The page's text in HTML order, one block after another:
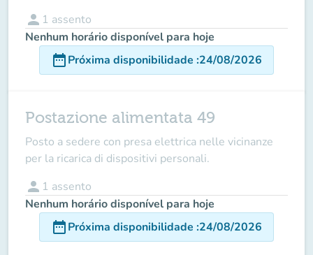
person 1 assento
Nenhum horário disponível para hoje
date_rangePróxima disponibilidade :24/08/2026
Postazione alimentata 49
Posto a sedere con presa elettrica nelle vicinanze
per la ricarica di dispositivi personali.
person 1 assento
Nenhum horário disponível para hoje
date_rangePróxima disponibilidade :24/08/2026